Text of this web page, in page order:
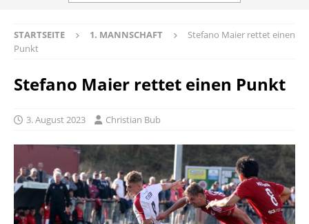
STARTSEITE 1. MANNSCHAFT
Stefano Maier rettet einen
Punkt
Stefano Maier rettet einen Punkt
3. August 2023 Christian Bub